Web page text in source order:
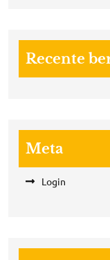
Recente
Meta
Login